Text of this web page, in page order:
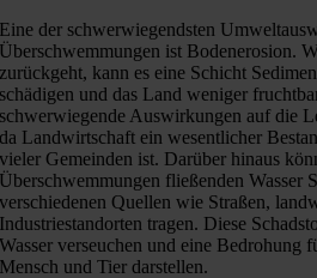
Eine der schwerwiegendsten
Überschwemmungen ist Bodenerosion.
zurückgeht, kann es eine Schicht
schädigen und das Land weniger
schwerwiegende Auswirkungen auf die
da Landwirtschaft ein wesentlicher
vieler Gemeinden ist. Darüber hinaus
Überschwemmungen fließenden Wasser
verschiedenen Quellen wie Straßen,
Industriestandorten tragen. Diese
Wasser verseuchen und eine Bedrohung
Mensch und Tier darstellen.